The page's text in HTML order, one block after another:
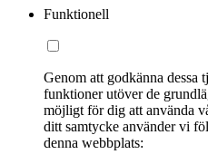
Funktionell
Genom att godkänna dessa
funktioner utöver de
möjligt för dig att använda
ditt samtycke använder vi
denna webbplats: